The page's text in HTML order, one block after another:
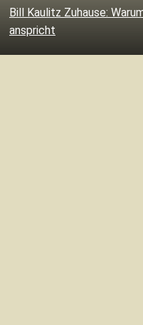
Bill Kaulitz Zuhause:
anspricht